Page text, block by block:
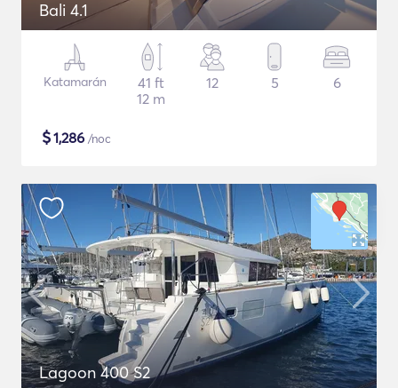
Bali 4.1
Katamarán
41 ft
12 m
12 5 6
$1,286 /noc
Lagoon 400 S2